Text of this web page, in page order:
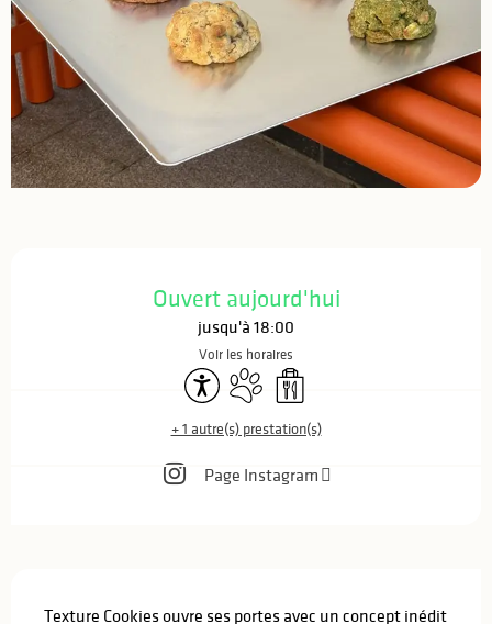
Ouvert aujourd'hui
jusqu'à 18:00
Voir les horaires
AccessibilitéAnimaux acceptés
Vente à emporter
+ 1 autre(s) prestation(s)
Page Instagram
Texture Cookies ouvre ses portes avec un concept inédit